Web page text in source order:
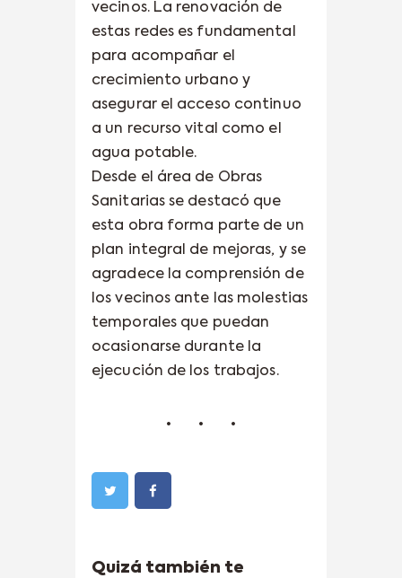
vecinos. La renovación de
estas redes es fundamental
para acompañar el
crecimiento urbano y
asegurar el acceso continuo
a un recurso vital como el
agua potable.
Desde el área de Obras
Sanitarias se destacó que
esta obra forma parte de un
plan integral de mejoras, y se
agradece la comprensión de
los vecinos ante las molestias
temporales que puedan
ocasionarse durante la
ejecución de los trabajos.
Quizá también te